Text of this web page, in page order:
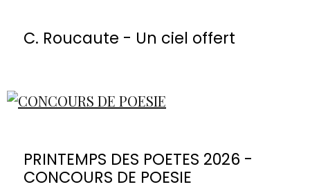
C. Roucaute - Un ciel offert
PRINTEMPS DES POETES 2026 -
CONCOURS DE POESIE